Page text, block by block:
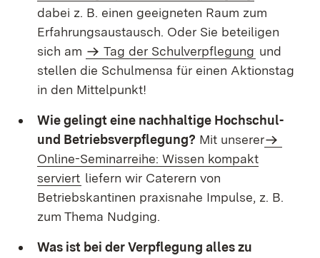
dabei z. B. einen geeigneten Raum zum
Erfahrungsaustausch. Oder Sie beteiligen
sich am
Tag der Schulverpflegung und
stellen die Schulmensa für einen Aktionstag
in den Mittelpunkt!
Wie gelingt eine nachhaltige Hochschul-
und Betriebsverpflegung? Mit unserer
Online-Seminarreihe: Wissen kompakt
serviert liefern wir Caterern von
Betriebskantinen praxisnahe Impulse, z. B.
zum Thema Nudging.
Was ist bei der Verpflegung alles zu